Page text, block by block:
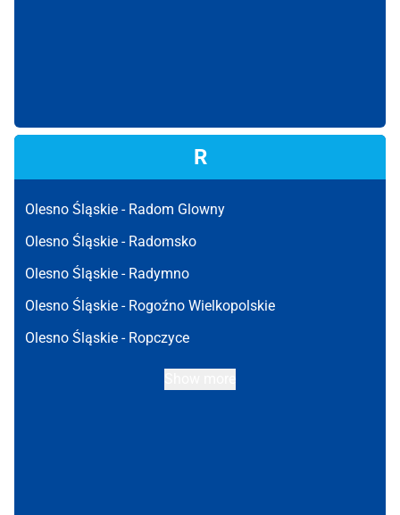
R
Olesno Śląskie - Radom Glowny
Olesno Śląskie - Radomsko
Olesno Śląskie - Radymno
Olesno Śląskie - Rogoźno Wielkopolskie
Olesno Śląskie - Ropczyce